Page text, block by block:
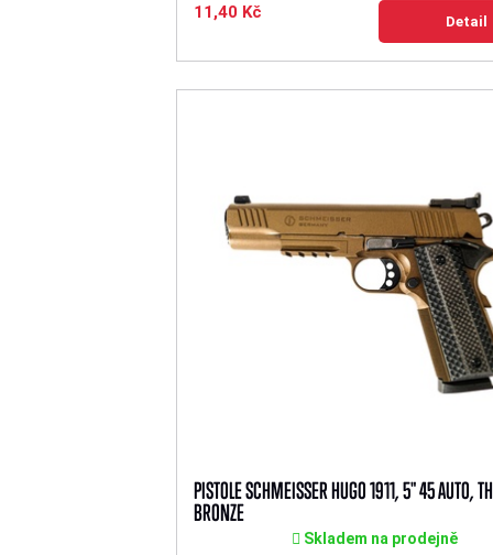
11,40 Kč Detail
PISTOLE SCHMEISSER HUGO 1911, 5" 45 AUTO,
BRONZE
Skladem na prodejně